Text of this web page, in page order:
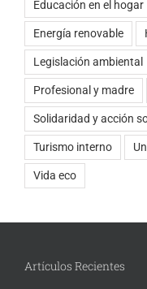
Educación en el hogar
Energía renovable
Legislación ambiental
Profesional y madre
Solidaridad y acción
Turismo interno
Vida eco
Artículos Recientes